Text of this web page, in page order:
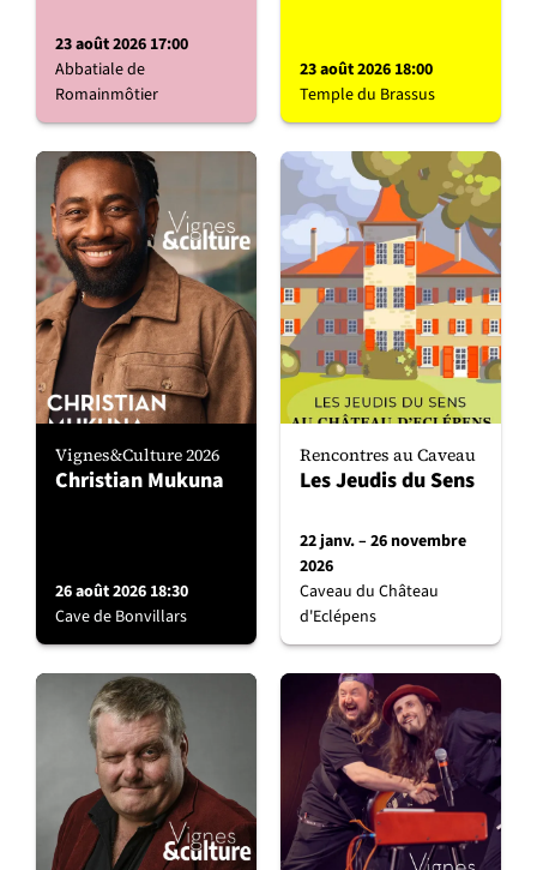
23 août 2026 17:00
Abbatiale de
Romainmôtier
23 août 2026 18:00
Temple du Brassus
Vignes&Culture 2026
Christian Mukuna
26 août 2026 18:30
Cave de Bonvillars
Rencontres au Caveau
Les Jeudis du Sens
22 janv. – 26 novembre
2026
Caveau du Château
d'Eclépens